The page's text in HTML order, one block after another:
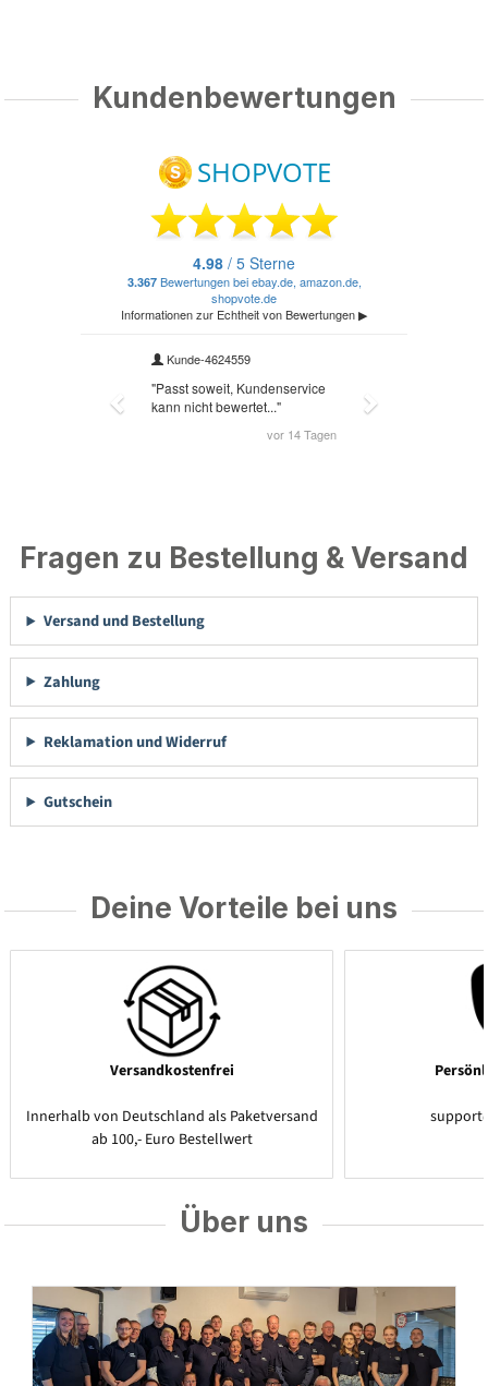
Kundenbewertungen
Fragen zu Bestellung & Versand
Versand und Bestellung
Zahlung
Reklamation und Widerruf
Gutschein
Deine Vorteile bei uns
Versandkostenfrei
Innerhalb von Deutschland als Paketversand
ab 100,- Euro Bestellwert
Über uns